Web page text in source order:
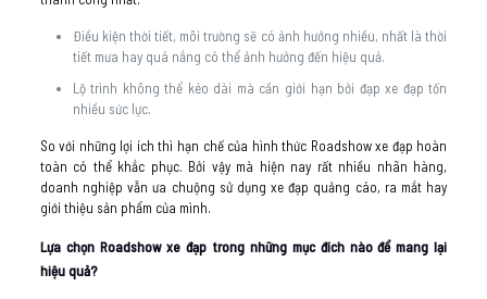
Điều kiện thời tiết, môi trường sẽ có ảnh hưởng nhiều, nhất là thời
tiết mưa hay quá nắng có thể ảnh hưởng đến hiệu quả.
Lộ trình không thể kéo dài mà cần giới hạn bởi đạp xe đạp tốn
nhiều sức lực.
So với những lợi ích thì hạn chế của hình thức Roadshow xe đạp hoàn
toàn có thể khắc phục. Bởi vậy mà hiện nay rất nhiều nhãn hàng,
doanh nghiệp vẫn ưa chuộng sử dụng xe đạp quảng cáo, ra mắt hay
giới thiệu sản phẩm của mình.
Lựa chọn Roadshow xe đạp trong những mục đích nào để mang lại
hiệu quả?